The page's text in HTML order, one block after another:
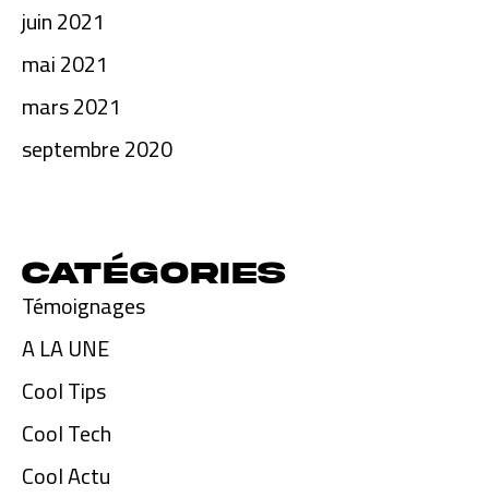
juin 2021
mai 2021
mars 2021
septembre 2020
Catégories
Témoignages
A LA UNE
Cool Tips
Cool Tech
Cool Actu